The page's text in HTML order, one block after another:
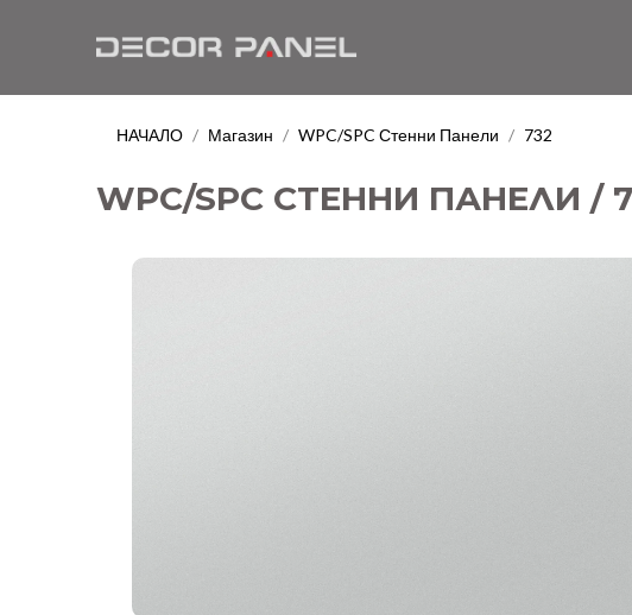
НАЧАЛО / Магазин / WPC/SPC Стенни Панели / 732
WPC/SPC СТЕННИ ПАНЕЛИ /